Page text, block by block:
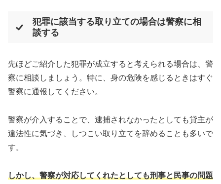
犯罪に該当する取り立ての場合は警察に相
談する
先ほどご紹介した犯罪が成立すると考えられる場合は、警
察に相談しましょう。特に、身の危険を感じるときはすぐ
警察に通報してください。
警察が介入することで、逮捕されなかったとしても貸主が
違法性に気づき、しつこい取り立てを辞めることも多いで
す。
しかし、警察が対応してくれたとしても刑事と民事の問題